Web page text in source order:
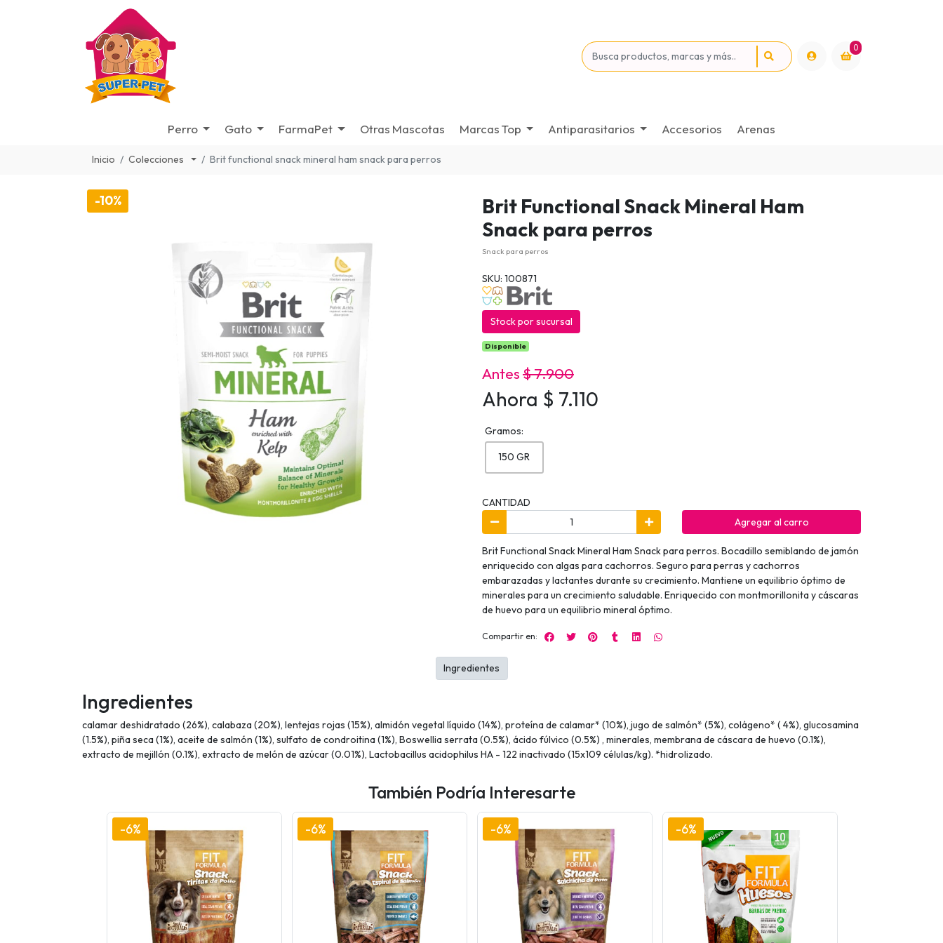
0
Perro Gato FarmaPet Otras Mascotas Marcas Top Antiparasitarios Accesorios Arenas
Inicio Colecciones Brit functional snack mineral ham snack para perros
-10%
Brit Functional Snack Mineral Ham
Snack para perros
Snack para perros
SKU: 100871
Stock por sucursal
Disponible
Antes$ 7.900
Ahora $ 7.110
Gramos:
150 GR
CANTIDAD
Agregar al carro
Brit Functional Snack Mineral Ham Snack para perros. Bocadillo semiblando de jamón
enriquecido con algas para cachorros. Seguro para perras y cachorros
embarazadas y lactantes durante su crecimiento. Mantiene un equilibrio óptimo de
minerales para un crecimiento saludable. Enriquecido con montmorillonita y cáscaras
de huevo para un equilibrio mineral óptimo.
Compartir en:
Ingredientes
calamar deshidratado (26%), calabaza (20%), lentejas rojas (15%), almidón vegetal líquido (14%), proteína de calamar* (10%), jugo de salmón* (5%), colágeno* ( 4%), glucosamina
(1.5%), piña seca (1%), aceite de salmón (1%), sulfato de condroitina (1%), Boswellia serrata (0.5%), ácido fúlvico (0.5%) , minerales, membrana de cáscara de huevo (0.1%),
extracto de mejillón (0.1%), extracto de melón de azúcar (0.01%), Lactobacillus acidophilus HA - 122 inactivado (15x109 células/kg). *hidrolizado.
Ingredientes
También Podría Interesarte
-6% -6% -6% -6%